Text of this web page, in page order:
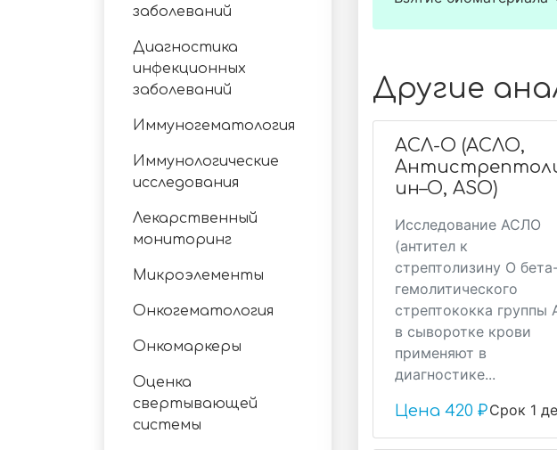
заболеваний
Диагностика
инфекционных
заболеваний
Иммуногематология
Иммунологические
исследования
Лекарственный
мониторинг
Микроэлементы
Онкогематология
Онкомаркеры
Оценка
свертывающей
системы
Другие
АСЛ-О (АСЛО,
ин–О, ASO)
Исследование АСЛО
(антител к
стрептолизину О бета-
гемолитического
стрептококка группы
в сыворотке крови
применяют в
диагностике...
Срок 1
Цена 420 ₽